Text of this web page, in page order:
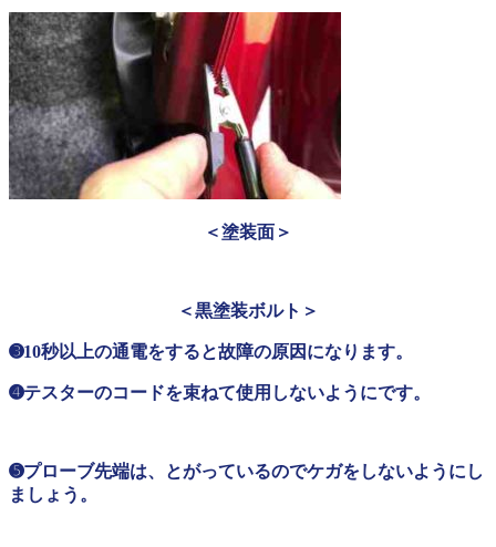
＜塗装面＞
＜黒塗装ボルト＞
➌10秒以上の通電をすると故障の原因になります。
➍テスターのコードを束ねて使用しないようにです。
➎プローブ先端は、とがっているのでケガをしないようにし
ましょう。